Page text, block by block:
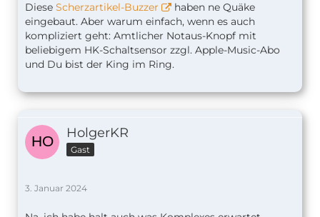
Diese Scherzartikel-Buzzer
haben ne Quäke
eingebaut. Aber warum einfach, wenn es auch
kompliziert geht: Amtlicher Notaus-Knopf mit
beliebigem HK-Schaltsensor zzgl. Apple-Music-Abo
und Du bist der King im Ring.
HolgerKR
Gast
3. Januar 2024